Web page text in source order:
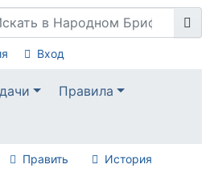
Вход
Правила
Править История